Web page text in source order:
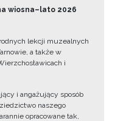
wiosna–lato 2026
lekcji muzealnych
a także w
i
i angażujący sposób
naszego
opracowane tak,